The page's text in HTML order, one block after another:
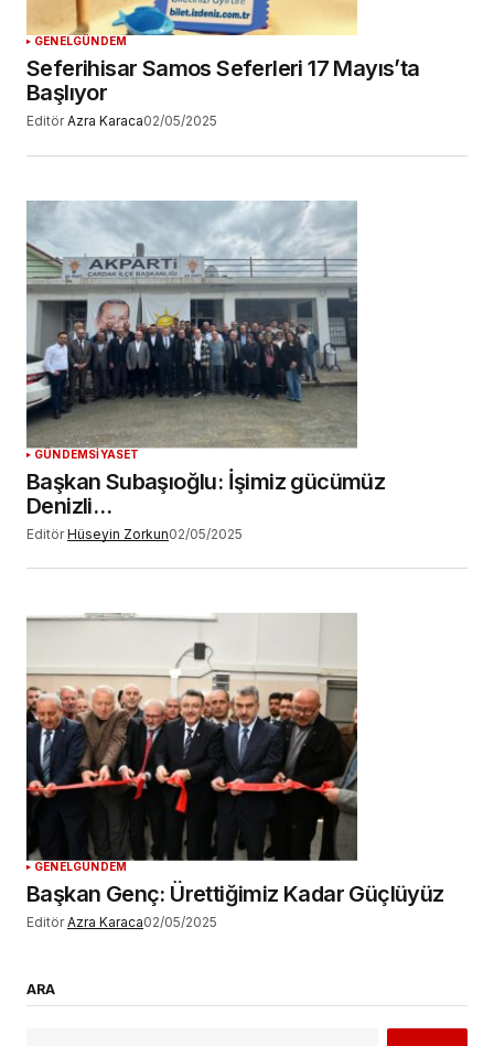
GENELGÜNDEM
Seferihisar Samos Seferleri 17 Mayıs’ta
Başlıyor
Editör Azra Karaca02/05/2025
GÜNDEMSİYASET
Başkan Subaşıoğlu: İşimiz gücümüz
Denizli…
Editör Hüseyin Zorkun02/05/2025
GENELGÜNDEM
Başkan Genç: Ürettiğimiz Kadar Güçlüyüz
Editör Azra Karaca02/05/2025
ARA